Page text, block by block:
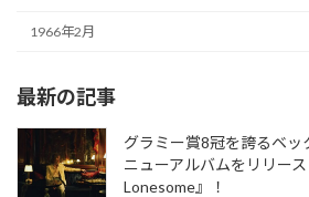
1966年2月
最新の記事
グラミー賞8冠を誇るベ
ニューアルバムをリリー
Lonesome』！